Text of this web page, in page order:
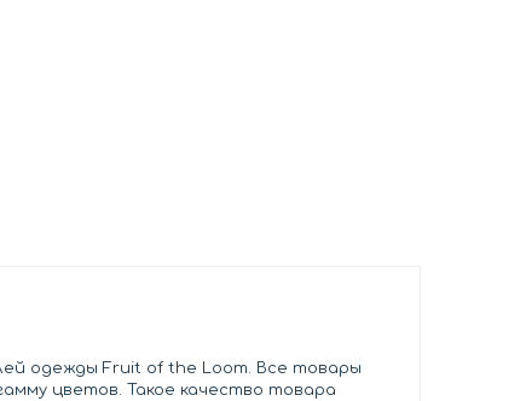
одежды Fruit of the Loom. Все товары
цветов. Такое качество товара